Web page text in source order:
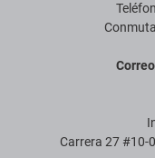
Carrera 27 #10-